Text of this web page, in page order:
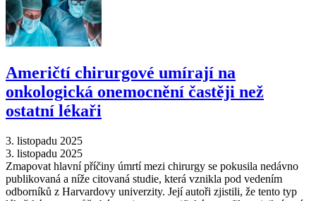
Američtí chirurgové umírají na
onkologická onemocnění častěji než
ostatní lékaři
3. listopadu 2025
3. listopadu 2025
Zmapovat hlavní příčiny úmrtí mezi chirurgy se pokusila nedávno
publikovaná a níže citovaná studie, která vznikla pod vedením
odborníků z Harvardovy univerzity. Její autoři zjistili, že tento typ